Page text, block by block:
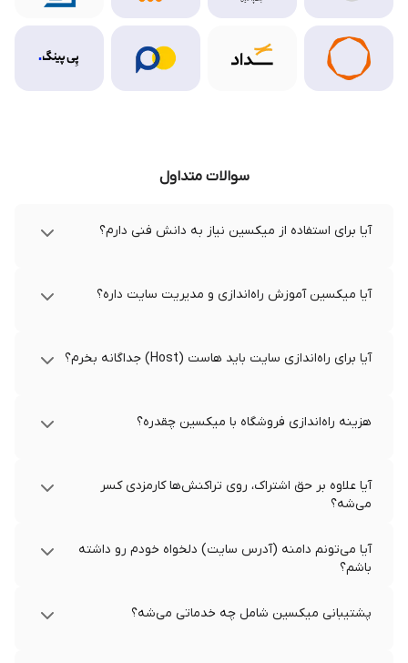
سوالات متداول
آیا برای استفاده از میکسین نیاز به دانش فنی دارم؟
آیا میکسین آموزش راه‌اندازی و مدیریت سایت داره؟
آیا برای راه‌اندازی سایت باید هاست (Host) جداگانه بخرم؟
هزینه راه‌اندازی فروشگاه با میکسین چقدره؟
آیا علاوه بر حق اشتراک، روی تراکنش‌ها کارمزدی کسر
می‌شه؟
آیا می‌تونم دامنه (آدرس سایت) دلخواه خودم رو داشته
باشم؟
پشتیبانی میکسین شامل چه خدماتی می‌شه؟